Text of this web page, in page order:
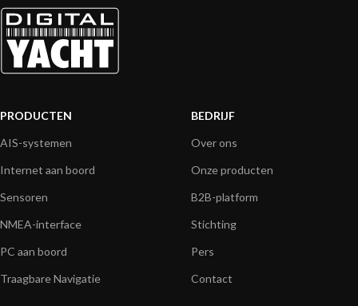
PRODUCTEN
AIS-systemen
Internet aan boord
Sensoren
NMEA-interface
PC aan boord
Traagbare Navigatie
BEDRIJF
Over ons
Onze producten
B2B-platform
Stichting
Pers
Contact